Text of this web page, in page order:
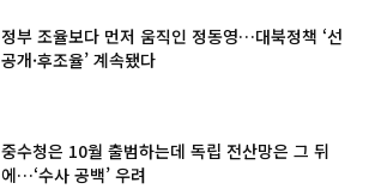
정부 조율보다 먼저 움직인 정동영…대북정책 ‘선
공개·후조율’ 계속됐다
중수청은 10월 출범하는데 독립 전산망은 그 뒤
에…‘수사 공백’ 우려